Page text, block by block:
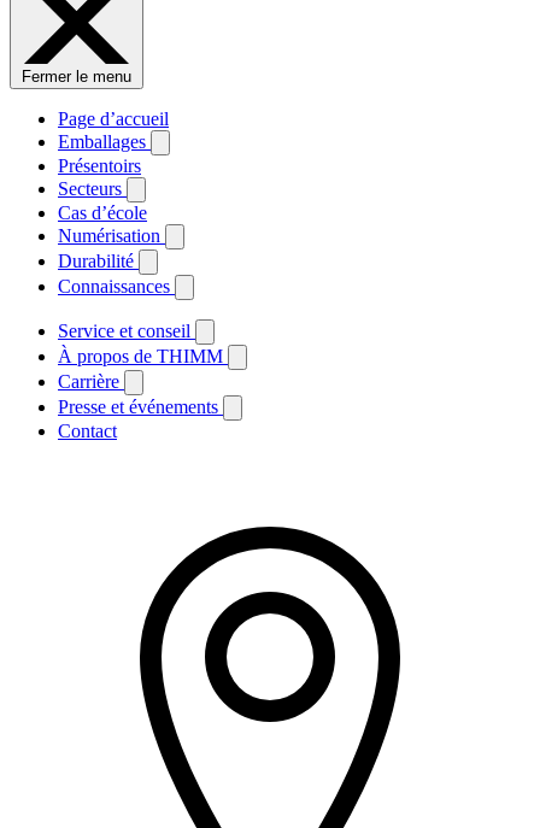
Fermer le menu
Page d’accueil
Emballages
Présentoirs
Secteurs
Cas d’école
Numérisation
Durabilité
Connaissances
Service et conseil
À propos de THIMM
Carrière
Presse et événements
Contact